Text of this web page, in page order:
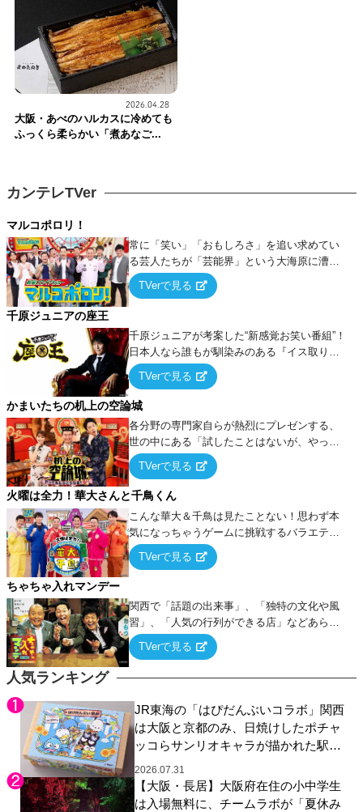
2026.04.28
大阪・あべのハルカスに冷めても
ふっくら柔らかい「煮あなご...
人気ランキング
JR東海の「はぴだんぶいコラボ」関西
は大阪と京都のみ、日焼けしたポチャ
ッコらサンリオキャラが描かれた駅弁
やグッズが登場
2026.07.31
【大阪・長居】大阪府在住の小中学生
は入場無料に、チームラボが「夏休み
カンテレTVer
マルコポロリ！
常に「笑い」「おもしろさ」を追い求めてい
る芸人たちが「芸能界」という大海原に漕ぎ
出でて、新たなオモシロ人間を発掘する！
TVerで見る
千原ジュニアの座王
千原ジュニアが考案した“新感覚お笑い番組”！
日本人なら誰もが馴染みのある『イス取りゲ
ーム』をベースに、大喜利・ギャグ・モノボ
ケ・歌…など様々なお題で芸人がショートネ
タを競い合う！
TVerで見る
かまいたちの机上の空論城
各分野の専門家自らが熱烈にプレゼンする、
世の中にある「試したことはないが、やって
みたらこうなる！…ハズ」という“机上の空
論”に若手芸人らがカラダを張って挑む！
TVerで見る
火曜は全力！華大さんと千鳥くん
こんな華大＆千鳥は見たことない！思わず本
気になっちゃうゲームに挑戦するバラエティ
ー！
TVerで見る
ちゃちゃ入れマンデー
関西で「話題の出来事」、「独特の文化や風
習」、「人気の行列ができる店」などあらゆ
るテーマについて好き放題にちゃちゃを入れ
ていく関西色を前面に押し出したトークバラ
TVerで見る